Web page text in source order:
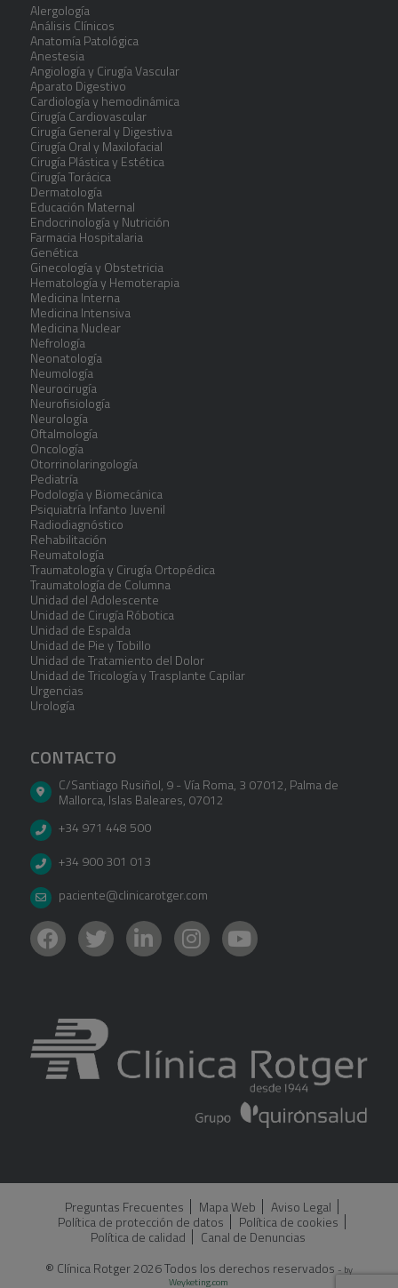
Alergología
Análisis Clínicos
Anatomía Patológica
Anestesia
Angiología y Cirugía Vascular
Aparato Digestivo
Cardiología y hemodinámica
Cirugía Cardiovascular
Cirugía General y Digestiva
Cirugía Oral y Maxilofacial
Cirugía Plástica y Estética
Cirugía Torácica
Dermatología
Educación Maternal
Endocrinología y Nutrición
Farmacia Hospitalaria
Genética
Ginecología y Obstetricia
Hematología y Hemoterapia
Medicina Interna
Medicina Intensiva
Medicina Nuclear
Nefrología
Neonatología
Neumología
Neurocirugía
Neurofisiología
Neurología
Oftalmología
Oncología
Otorrinolaringología
Pediatría
Podología y Biomecánica
Psiquiatría Infanto Juvenil
Radiodiagnóstico
Rehabilitación
Reumatología
Traumatología y Cirugía Ortopédica
Traumatología de Columna
Unidad del Adolescente
Unidad de Cirugía Róbotica
Unidad de Espalda
Unidad de Pie y Tobillo
Unidad de Tratamiento del Dolor
Unidad de Tricología y Trasplante Capilar
Urgencias
Urología
CONTACTO
C/Santiago Rusiñol, 9 - Vía Roma, 3 07012, Palma de
Mallorca, Islas Baleares, 07012
+34 971 448 500
+34 900 301 013
paciente@clinicarotger.com
Preguntas Frecuentes Mapa Web
Aviso Legal
Política de protección de datos
Política de cookies
Política de calidad
Canal de Denuncias
® Clínica Rotger 2026 Todos los derechos reservados - by
Weyketing.com